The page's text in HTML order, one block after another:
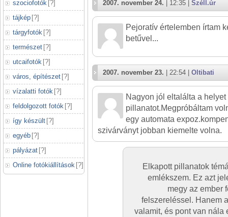
szociofotók [?]
tájkép [?]
tárgyfotók [?]
természet [?]
utcaifotók [?]
város, építészet [?]
vízalatti fotók [?]
feldolgozott fotók [?]
így készült [?]
egyéb [?]
pályázat [?]
Online fotókiállítások [?]
2007. november 24. | 12:35 | Széll.úr
Pejoratív értelemben írtam
betűvel...
2007. november 23. | 22:54 | Oltibati
Nagyon jól eltalálta a helyet
pillanatot.Megpróbáltam
egy automata
szivárványt jobban kiemelte volna.
Elkapott pillanatok
emlékszem. Ez azt
megy az ember
felszereléssel. Hanem
valamit, és pont van nála